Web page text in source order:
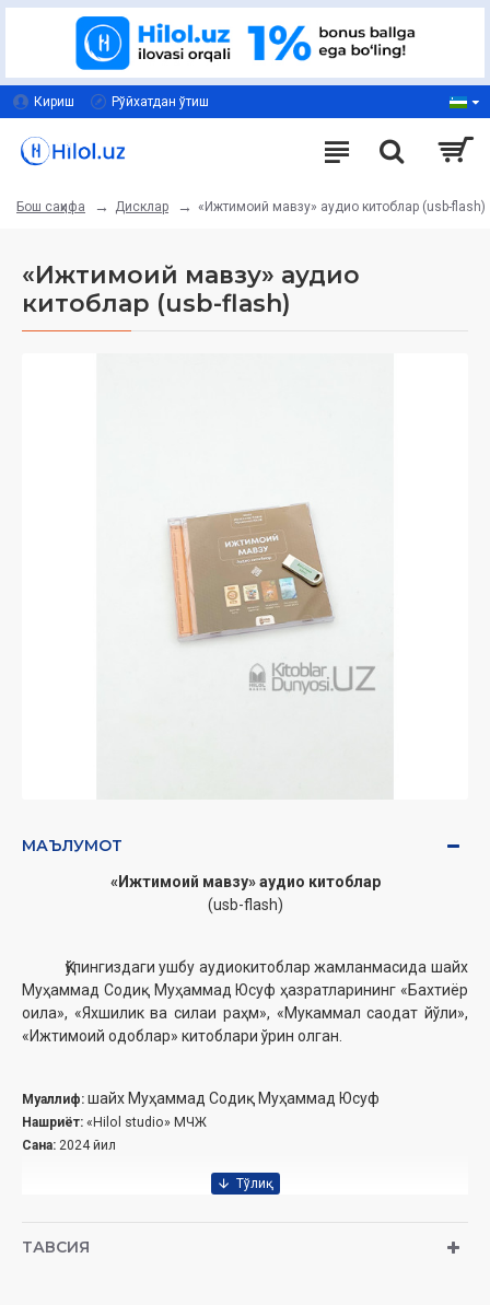
Кириш Рўйхатдан ўтиш
Бош саҳифа Дисклар «Ижтимоий мавзу» аудио китоблар (usb-flash)
«Ижтимоий мавзу» аудио
китоблар (usb-flash)
МАЪЛУМОТ
«Ижтимоий мавзу» аудио китоблар
(usb-flash)
Қўлингиздаги ушбу аудиокитоблар жамланмасида шайх
Муҳаммад Содиқ Муҳаммад Юсуф ҳазратларининг «Бахтиёр
оила», «Яхшилик ва силаи раҳм», «Мукаммал саодат йўли»,
«Ижтимоий одоблар» китоблари ўрин олган.
Муаллиф: шайх Муҳаммад Содиқ Муҳаммад Юсуф
Нашриёт: «Hilol studio» МЧЖ
Сана: 2024 йил
ТАВСИЯ